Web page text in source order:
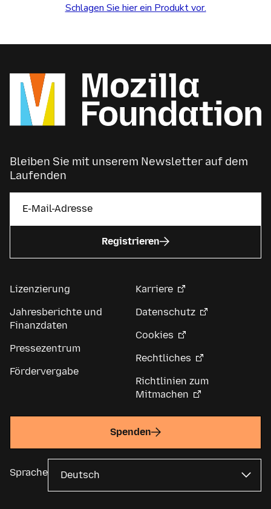
Schlagen Sie hier ein Produkt vor.
Bleiben Sie mit unserem Newsletter auf dem
Laufenden
Registrieren
Lizenzierung
Jahresberichte und
Finanzdaten
Pressezentrum
Fördervergabe
Karriere
Datenschutz
Cookies
Rechtliches
Richtlinien zum
Mitmachen
Spenden
Sprache